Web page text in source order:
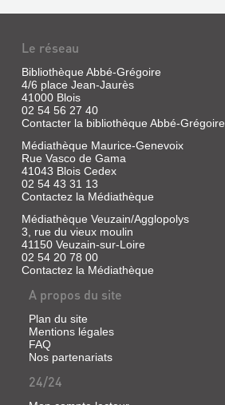
Le réseau
Bibliothèque Abbé-Grégoire
4/6 place Jean-Jaurès
41000 Blois
02 54 56 27 40
Contacter la bibliothèque Abbé-Grégoire
Médiathèque Maurice-Genevoix
Rue Vasco de Gama
41043 Blois Cedex
02 54 43 31 13
Contactez la Médiathèque
Médiathèque Veuzain/Agglopolys
3, rue du vieux moulin
41150 Veuzain-sur-Loire
02 54 20 78 00
Contactez la Médiathèque
A propos du site
Plan du site
Mentions légales
FAQ
Nos partenariats
24/24